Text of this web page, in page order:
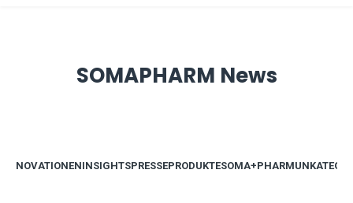
SOMAPHARM News
INNOVATIONENINSIGHTSPRESSEPRODUKTESOMA+PHARM